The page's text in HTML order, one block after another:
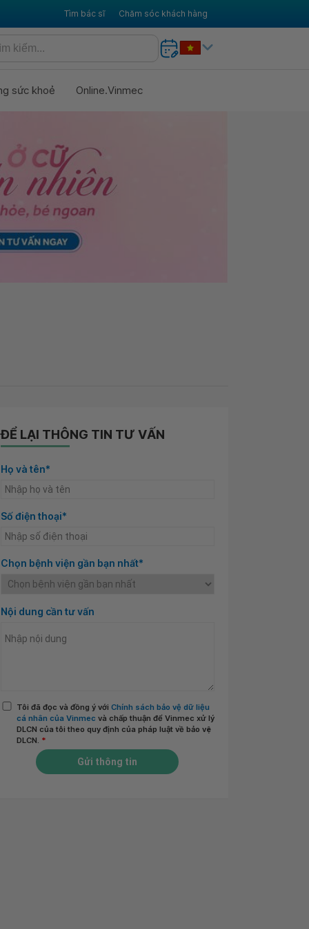
Tìm bác sĩ Chăm sóc khách hàng
sức khoẻ Online.Vinmec
ĐỂ LẠI THÔNG TIN TƯ VẤN
Họ và tên*
Số điện thoại*
Chọn bệnh viện gần bạn nhất*
Nội dung cần tư vấn
Tôi đã đọc và đồng ý với Chính sách bảo vệ dữ liệu
cá nhân của Vinmec và chấp thuận để Vinmec xử lý
DLCN của tôi theo quy định của pháp luật về bảo vệ
DLCN. *
Gửi thông tin